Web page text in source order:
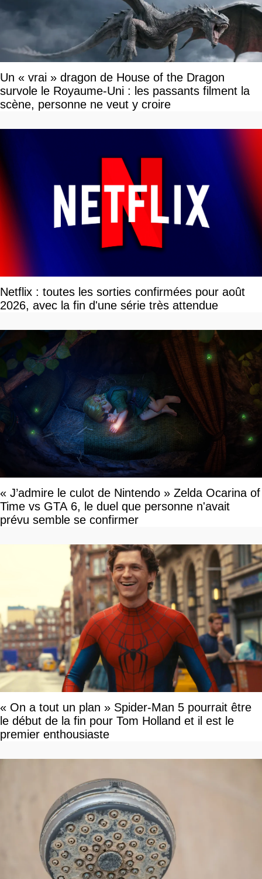
Un « vrai » dragon de House of the Dragon
survole le Royaume-Uni : les passants filment la
scène, personne ne veut y croire
Netflix : toutes les sorties confirmées pour août
2026, avec la fin d'une série très attendue
« J’admire le culot de Nintendo » Zelda Ocarina of
Time vs GTA 6, le duel que personne n'avait
prévu semble se confirmer
« On a tout un plan » Spider-Man 5 pourrait être
le début de la fin pour Tom Holland et il est le
premier enthousiaste